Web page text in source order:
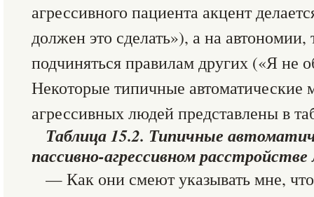
агрессивного пациента акцент
должен это сделать»), а на автономии,
подчиняться правилам других («Я не
Некоторые типичные автоматические
агрессивных людей представлены в
Таблица 15.2. Типичные
пассивно-агрессивном
— Как они смеют указывать мне,